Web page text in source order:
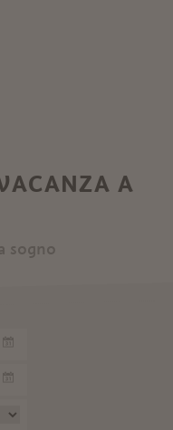
A
sogno